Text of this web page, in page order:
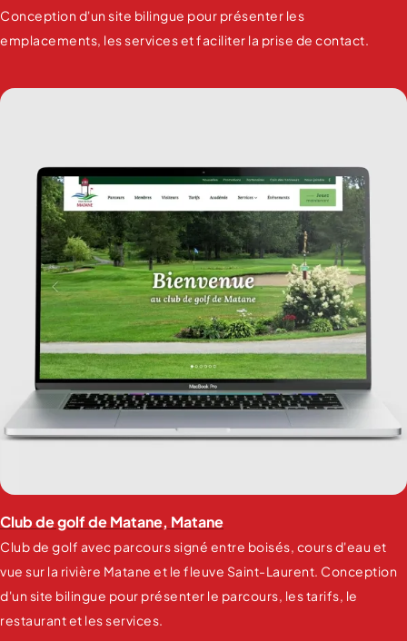
Conception d'un site bilingue pour présenter les
emplacements, les services et faciliter la prise de contact.
Club de golf de Matane, Matane
Club de golf avec parcours signé entre boisés, cours d'eau et
vue sur la rivière Matane et le fleuve Saint-Laurent. Conception
d'un site bilingue pour présenter le parcours, les tarifs, le
restaurant et les services.